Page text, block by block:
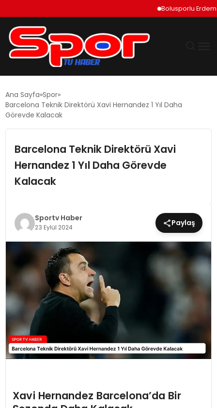
Bolusporlu Erdem Can
DÜNYA
SIYASET
EĞITIM
MAGAZIN
SPOR
YAŞAM
Ana Sayfa Spor
Barcelona Teknik Direktörü Xavi Hernandez 1 Yıl Daha
Görevde Kalacak
Barcelona Teknik Direktörü Xavi
Hernandez 1 Yıl Daha Görevde
Kalacak
Sportv Haber
23 Eylül 2024 Paylaş
Xavi Hernandez Barcelona’da Bir